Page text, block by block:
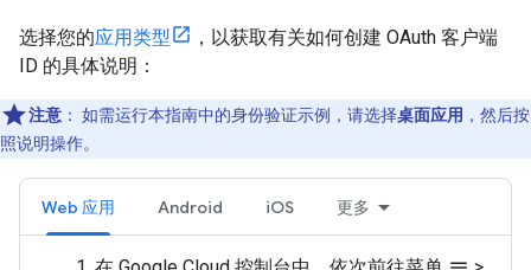
选择您的应用类型
，以获取有关如何创建 OAuth 客户端
ID 的具体说明：
注意 ： 如需运行本指南中的身份验证示例，请选择桌面应用 ，然后按
照说明操作。
Web 应用 Android iOS 更多